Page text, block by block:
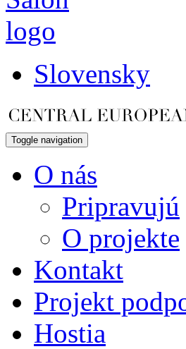
Slovensky
Toggle navigation
O nás
Pripravujú
O projekte
Kontakt
Projekt
Hostia